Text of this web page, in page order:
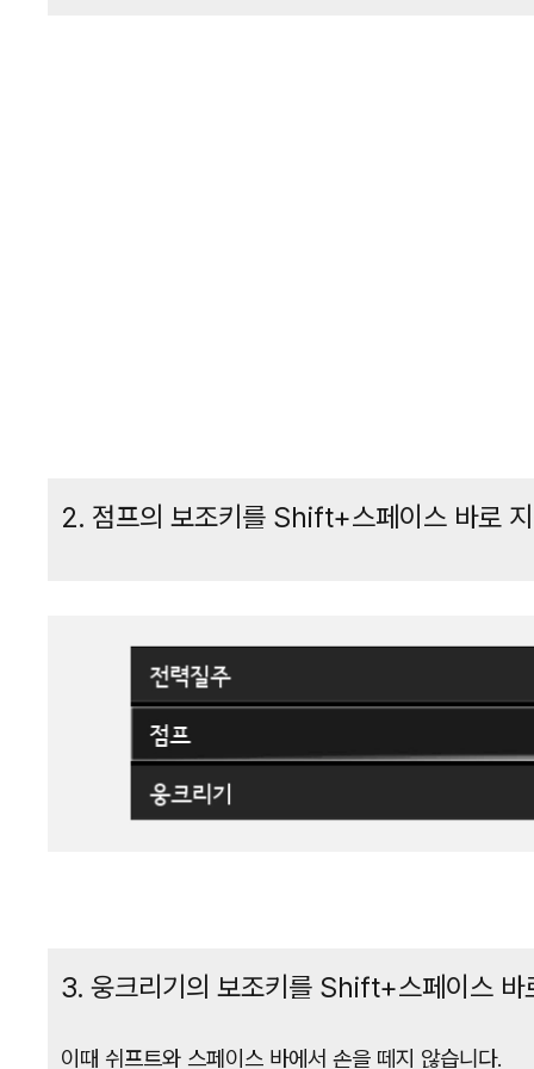
2. 점프의 보조키를 Shift+스페이스 바로
3. 웅크리기의 보조키를 Shift+스페이스 바
이때 쉬프트와 스페이스 바에서 손을 떼지 않습니다.